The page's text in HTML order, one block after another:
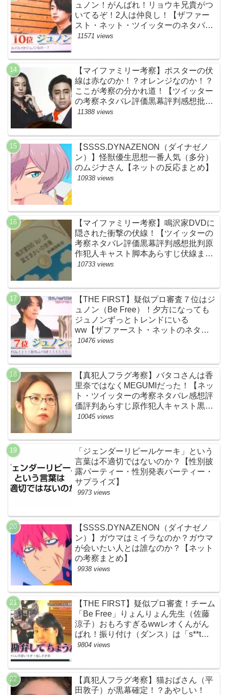
ュノン！がんばれ！リョウキ兄貴がつ
いてるぞ！2人は仲良し！【ザファー
スト・ネット・ツイッターのネタバレ
考察まとめ感想評価評判・スッキリ・
11571 views
【マイファミリー考察】ポスターの伏
線は赤なのか！？オレンジなのか！？
ここが考察の分かれ道！【ツイッター
の考察ネタバレ評価黒幕評判感想批判
原作犯人キャスト脚本あらすじ伏線ま
11388 views
【SSSS.DYNAZENON（ダイナゼノ
ン）】怪獣優生思想一番人気（多分）
のムジナさん【ネットの反応まとめ】
10938 views
【マイファミリー考察】鳴沢家DVDに
隠された衝撃の伏線！【ツイッターの
考察ネタバレ評価黒幕評判感想批判原
作犯人キャスト脚本あらすじ伏線まと
め】
10733 views
【THE FIRST】疑似プロ審査７位はジ
ュノン（Be Free）！夕方になっても
ジュノンずっとトレンドにいる
ww【ザファースト・ネットのネタバ
レ感想考察まとめ・スッキリ・
10476 views
【真犯人フラグ考察】バタコさんは香
里奈ではなくMEGUMIだった！【ネッ
ト・ツイッターの考察ネタバレ感想評
価評判あらすじ原作犯人キャスト黒幕
伏線まとめ】
10045 views
「ジェンダーリビールケーキ」という
言葉は不適切ではないのか？【性別披
露パーティー・性別発表パーティー・
サプライズ】
9973 views
【SSSS.DYNAZENON（ダイナゼノ
ン）】ガウマはミイラなのか？ガウマ
が会いたい人とは誰なのか？【ネット
の考察まとめ】
9938 views
【THE FIRST】疑似プロ審査！チーム
「Be Free」りょんりょん先生（佐藤
涼子）おもろすぎるwwレオくんがん
ばれ！振り付け（ダンス）は「s**t
kingz」のOguri・Kazuki！豪華！【ネ
BE:FIRST・ビーファースト】
9804 views
【真犯人フラグ考察】猫おばさん（平
田敦子）が黒幕確定！？あやしい！